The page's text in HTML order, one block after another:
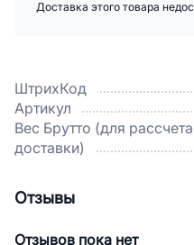
ШтрихКод
Артикул
Вес Брутто (для рассчета
доставки)
Доставка этого товара
Отзывы
Отзывов пока нет